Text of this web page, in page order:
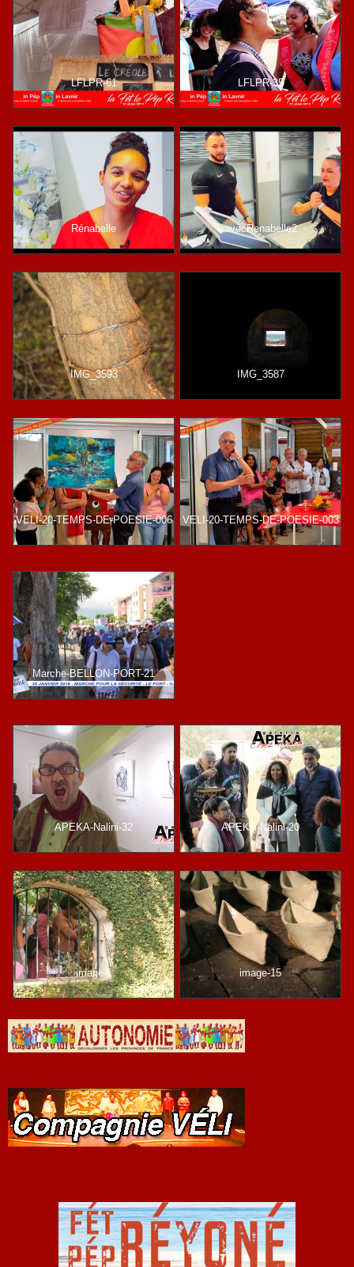
LFLPR-61 LFLPR-35
Rénabelle avecRenabelle2
IMG_3593 IMG_3587
VELI-20-TEMPS-DE-POESIE-006 VELI-20-TEMPS-DE-POESIE-003
Marche-BELLON-PORT-21
APEKA-Nalini-32 APEKA-Nalini-20
image-1 image-15